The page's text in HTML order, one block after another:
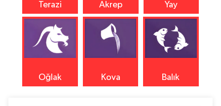
Terazi Akrep Yay
Oğlak Kova Balık